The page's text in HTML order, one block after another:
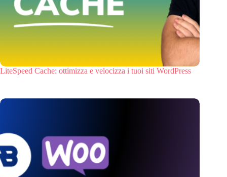
LiteSpeed Cache: ottimizza e velocizza i tuoi siti WordPress